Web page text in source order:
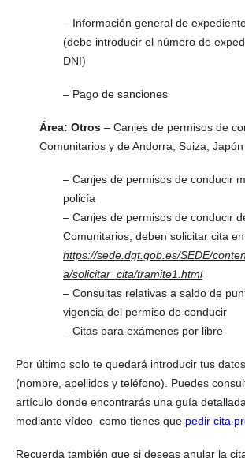
– Información general de
(debe introducir el número de
DNI)
– Pago de sanciones
Área: Otros – Canjes de permisos de
Comunitarios y de Andorra, Suiza,
– Canjes de permisos de conducir
policía
– Canjes de permisos de conducir
Comunitarios, deben solicitar cita en
https://sede.dgt.gob.es/SEDE/
a/solicitar_cita/tramite1.html
– Consultas relativas a saldo de
vigencia del permiso de conducir
– Citas para exámenes por libre
Por último solo te quedará introducir tus
(nombre, apellidos y teléfono). Puedes
artículo donde encontrarás una guía
mediante vídeo como tienes que pedir cita
Recuerda también que si deseas anular la